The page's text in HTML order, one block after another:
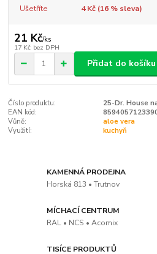
Ušetříte 4 Kč (16% sleva)
21 Kč/ks
17 Kč bez DPH
Přidat do košíku
Číslo produktu:
25-Dr. House
EAN kód:
Vůně:
aloe vera
Využití:
kuchyň
KAMENNÁ PRODEJNA
Horská 813 • Trutnov
MÍCHACÍ CENTRUM
RAL • NCS • Acomix
TISÍCE PRODUKTŮ